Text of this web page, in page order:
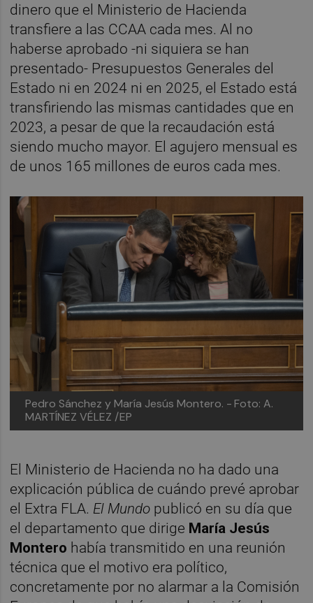
dinero que el Ministerio de Hacienda
transfiere a las CCAA cada mes. Al no
haberse aprobado -ni siquiera se han
presentado- Presupuestos Generales del
Estado ni en 2024 ni en 2025, el Estado está
transfiriendo las mismas cantidades que en
2023, a pesar de que la recaudación está
siendo mucho mayor. El agujero mensual es
de unos 165 millones de euros cada mes.
Pedro Sánchez y María Jesús Montero. - Foto: A.
MARTÍNEZ VÉLEZ /EP
El Ministerio de Hacienda no ha dado una
explicación pública de cuándo prevé aprobar
el Extra FLA. El Mundo publicó en su día que
el departamento que dirige María Jesús
Montero había transmitido en una reunión
técnica que el motivo era político,
concretamente por no alarmar a la Comisión